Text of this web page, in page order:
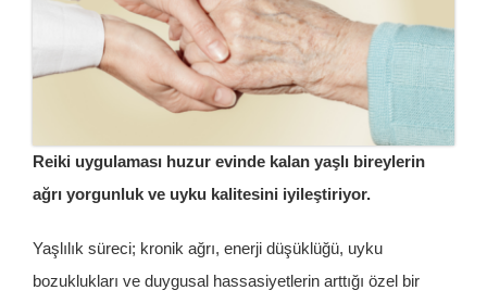
Blog
İletişim
Reiki uygulaması huzur evinde kalan yaşlı bireylerin
ağrı yorgunluk ve uyku kalitesini iyileştiriyor.
Yaşlılık süreci; kronik ağrı, enerji düşüklüğü, uyku
bozuklukları ve duygusal hassasiyetlerin arttığı özel bir